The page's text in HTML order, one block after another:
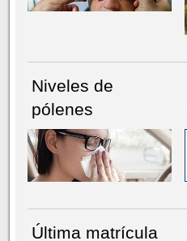
Niveles de
pólenes
Última matrícula